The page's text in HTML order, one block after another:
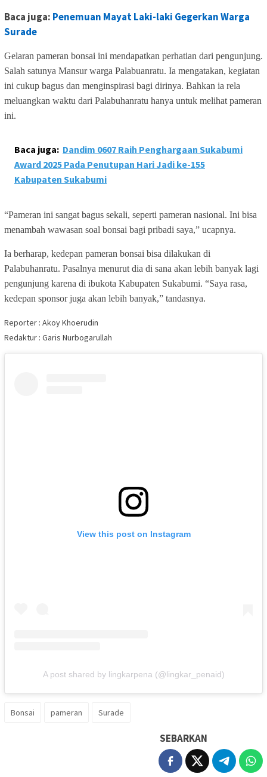
Baca juga: Penemuan Mayat Laki-laki Gegerkan Warga
Surade
Gelaran pameran bonsai ini mendapatkan perhatian dari pengunjung.
Salah satunya Mansur warga Palabuanratu. Ia mengatakan, kegiatan
ini cukup bagus dan menginspirasi bagi dirinya. Bahkan ia rela
meluangkan waktu dari Palabuhanratu hanya untuk melihat pameran
ini.
Baca juga: Dandim 0607 Raih Penghargaan Sukabumi
Award 2025 Pada Penutupan Hari Jadi ke-155
Kabupaten Sukabumi
“Pameran ini sangat bagus sekali, seperti pameran nasional. Ini bisa
menambah wawasan soal bonsai bagi pribadi saya,” ucapnya.
Ia berharap, kedepan pameran bonsai bisa dilakukan di
Palabuhanratu. Pasalnya menurut dia di sana akan lebih banyak lagi
pengunjung karena di ibukota Kabupaten Sukabumi. “Saya rasa,
kedepan sponsor juga akan lebih banyak,” tandasnya.
Reporter : Akoy Khoerudin
Redaktur : Garis Nurbogarullah
View this post on Instagram
A post shared by lingkarpena (@lingkar_penaid)
Bonsai pameran Surade
SEBARKAN